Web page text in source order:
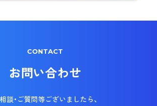
CONTACT
お問い合わせ
談・ご質問等ございましたら、